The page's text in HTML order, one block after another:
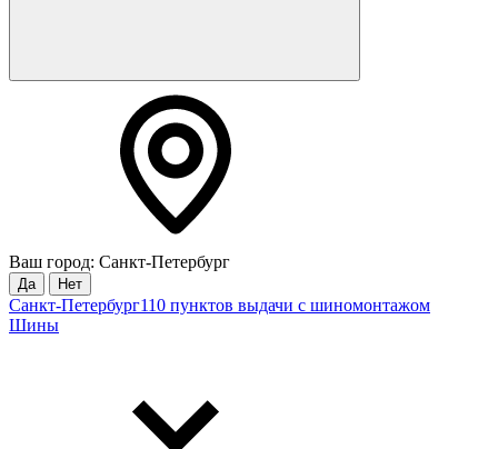
Ваш город: Санкт-Петербург
Да Нет
Санкт-Петербург110 пунктов выдачи с шиномонтажом
Шины